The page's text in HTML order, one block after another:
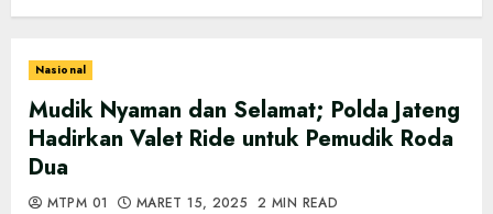
Nasional
Mudik Nyaman dan Selamat; Polda Jateng
Hadirkan Valet Ride untuk Pemudik Roda
Dua
MTPM 01 MARET 15, 2025 2 MIN READ